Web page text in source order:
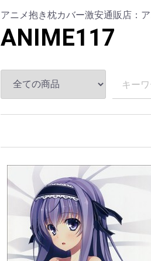
アニメ抱き枕カバー激安通販店：
ANIME117